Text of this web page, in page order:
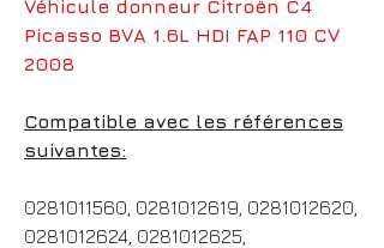
Véhicule donneur Citroën C4
Picasso BVA 1.6L HDI FAP 110 CV
2008
Compatible avec les références
suivantes:
0281011560, 0281012619, 0281012620,
0281012624, 0281012625,